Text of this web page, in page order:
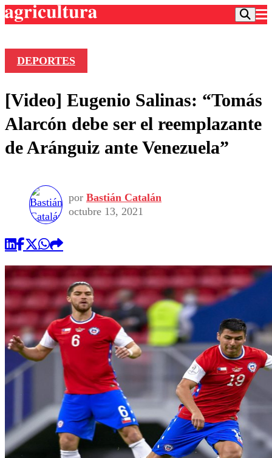
Frecuencias
Agricultura TV
Deportes
Colo Colo
Seleccion Chilena
Torneo Internacional
Entretención
Economía
Internacional
Publicaciones en medios
Opinión
DEPORTES
[Video] Eugenio Salinas: “Tomás
Alarcón debe ser el reemplazante
de Aránguiz ante Venezuela”
por Bastián Catalán
octubre 13, 2021